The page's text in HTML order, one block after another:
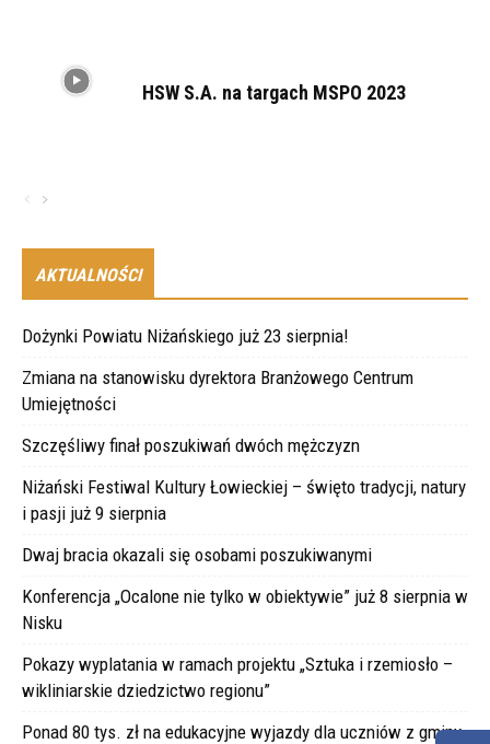
HSW S.A. na targach MSPO 2023
AKTUALNOŚCI
Dożynki Powiatu Niżańskiego już 23 sierpnia!
Zmiana na stanowisku dyrektora Branżowego Centrum
Umiejętności
Szczęśliwy finał poszukiwań dwóch mężczyzn
Niżański Festiwal Kultury Łowieckiej – święto tradycji, natury
i pasji już 9 sierpnia
Dwaj bracia okazali się osobami poszukiwanymi
Konferencja „Ocalone nie tylko w obiektywie” już 8 sierpnia w
Nisku
Pokazy wyplatania w ramach projektu „Sztuka i rzemiosło –
wikliniarskie dziedzictwo regionu”
Ponad 80 tys. zł na edukacyjne wyjazdy dla uczniów z gminy